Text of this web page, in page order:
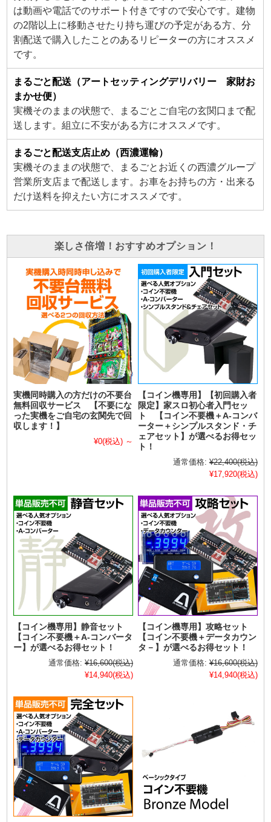
は動画や電話でのサポート付きですので安心です。建物
の2階以上に移動させたり持ち運びの予定がある方、分
割配送で購入したことのあるリピーターの方にオススメ
です。
まるごと配送（アートセッティングデリバリー 家財お
まかせ便）
実機そのままの状態で、まるごとご自宅の玄関口まで配
送します。組立に不安がある方にオススメです。
まるごと配送支店止め（西濃運輸）
実機そのままの状態で、まるごとお近くの西濃グループ
営業所支店まで配送します。お車をお持ちの方・出来る
だけ送料を抑えたい方にオススメです。
楽しさ倍増！おすすめオプション！
実機同時購入の方だけの不要台
無料回収サービス 【不要にな
った実機をご自宅の玄関先で回
収します！】
¥0(税込) ～
【コイン機専用】【初回購入者
限定】家スロ初心者入門セッ
ト 【コイン不要機＋A-コンバ
ーター＋シンプルスタンド・チ
ェアセット】が選べるお得セッ
ト！
通常価格: ¥22,400(税込)
¥17,920(税込)
【コイン機専用】静音セット
【コイン不要機＋A-コンバータ
ー】が選べるお得セット！
通常価格: ¥16,600(税込)
¥14,940(税込)
【コイン機専用】攻略セット
【コイン不要機＋データカウン
タ－】が選べるお得セット！
通常価格: ¥16,600(税込)
¥14,940(税込)